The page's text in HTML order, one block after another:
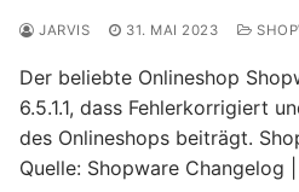
JARVIS 31. MAI 2023
Der beliebte Onlineshop
6.5.1.1, dass Fehlerkorrigiert
des Onlineshops beiträgt.
Quelle: Shopware Changelog